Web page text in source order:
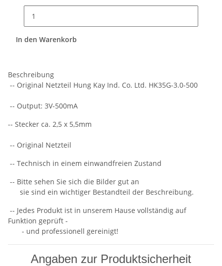
In den Warenkorb
Beschreibung
-- Original Netzteil Hung Kay Ind. Co. Ltd. HK35G-3.0-500
-- Output: 3V-500mA
-- Stecker ca. 2,5 x 5,5mm
-- Original Netzteil
-- Technisch in einem einwandfreien Zustand
-- Bitte sehen Sie sich die Bilder gut an
sie sind ein wichtiger Bestandteil der Beschreibung.
-- Jedes Produkt ist in unserem Hause vollständig auf
Funktion geprüft -
- und professionell gereinigt!
Angaben zur Produktsicherheit